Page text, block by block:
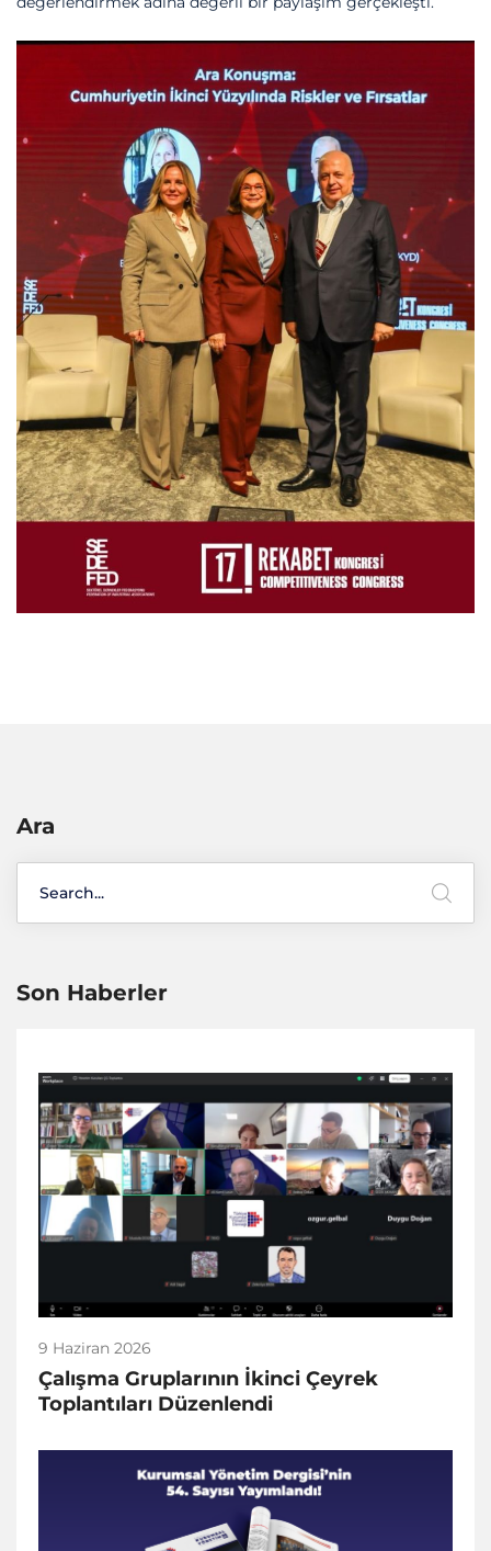
Ara
Son Haberler
9 Haziran 2026
Çalışma Gruplarının İkinci Çeyrek
Toplantıları Düzenlendi